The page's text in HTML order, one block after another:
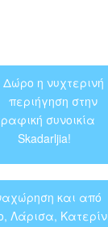
Δώρο η νυχτερινή
περιήγηση στην
συνοικία
Skadarljia!
και από
Λάρισα,